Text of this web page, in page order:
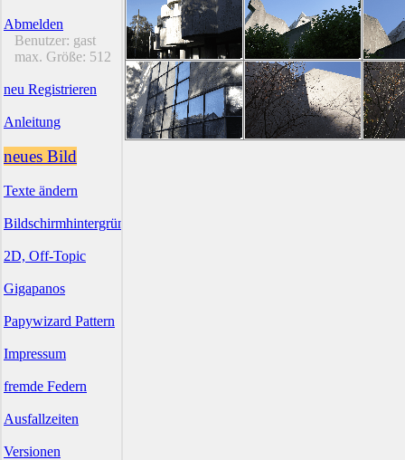
Abmelden
Benutzer: gast
max. Größe: 512
neu Registrieren
Anleitung
neues Bild
Texte ändern
Bildschirmhintergründe
2D, Off-Topic
Gigapanos
Papywizard Pattern
Impressum
fremde Federn
Ausfallzeiten
Versionen